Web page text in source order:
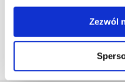
Zezwól
rodziny